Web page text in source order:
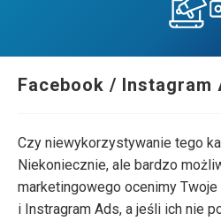
Facebook / Instagram
Czy niewykorzystywanie tego
Niekoniecznie, ale bardzo
marketingowego ocenimy
i Instragram Ads, a jeśli ich nie